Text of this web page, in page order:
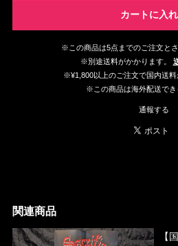
カートに入
※この商品は5点までのご注文とさ
※別途送料がかかります。
※¥1,800以上のご注文で国内送料
※この商品は海外配送でき
通報する
関連商品
【